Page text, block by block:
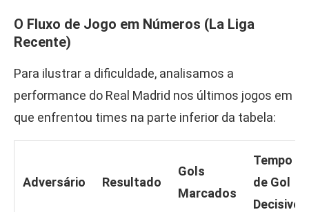
O Fluxo de Jogo em Números (La Liga
Recente)
Para ilustrar a dificuldade, analisamos a
performance do Real Madrid nos últimos jogos em
que enfrentou times na parte inferior da tabela:
Adversário Resultado
Gols
Marcados
Tempo
de Gol
Decisivo